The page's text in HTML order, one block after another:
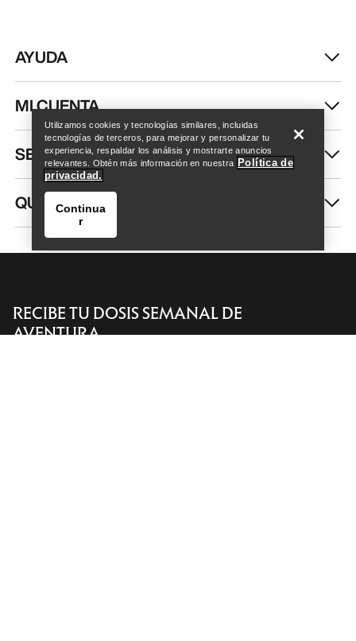
Encuentra una tienda Help
Encuentra una tienda Help
AYUDA
MI CUENTA
SEGUIR COMPRANDO
QUIÉNES SOMOS
RECIBE TU DOSIS SEMANAL DE
AVENTURA
Utilizamos cookies y tecnologías similares, incluidas
tecnologías de terceros, para mejorar y personalizar tu
experiencia, respaldar los análisis y mostrarte anuncios
relevantes. Obtén más información en nuestra Política de
privacidad.
Continua
r